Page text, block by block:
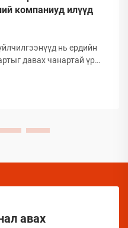
компаниуд илүүд
нь ердийн
давах чанартай үр
үр дүнтэй байдлыг
авах